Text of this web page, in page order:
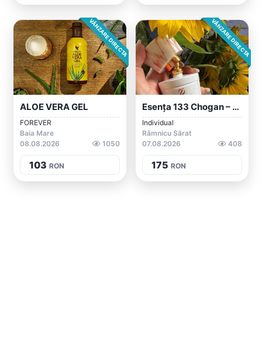
VÂNZARE DIRECTA
ALOE VERA GEL
FOREVER
Baia Mare
08.08.2026
1050
103 RON
VÂNZARE DIRECTA
Esența 133 Chogan – Parfum Feminin Flora...
Individual
Râmnicu Sărat
07.08.2026
408
175 RON